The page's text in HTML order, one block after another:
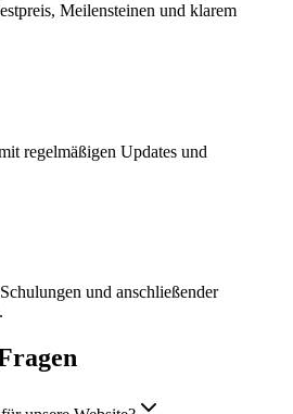
Meilensteinen und klarem
regelmäßigen Updates und
und anschließender